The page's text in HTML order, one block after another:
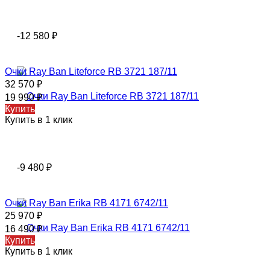
-12 580 ₽
Очки Ray Ban Liteforce RB 3721 187/11
32 570 ₽
19 990₽
Купить
Купить в 1 клик
-9 480 ₽
Очки Ray Ban Erika RB 4171 6742/11
25 970 ₽
16 490₽
Купить
Купить в 1 клик